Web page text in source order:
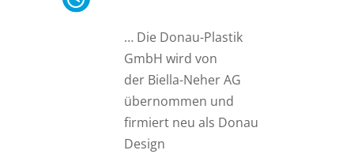
… Die Donau-Plastik
GmbH wird von
der Biella-Neher AG
übernommen und
firmiert neu als Donau
Design